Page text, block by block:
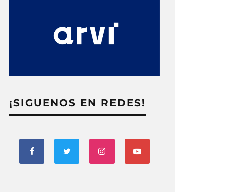
¡SIGUENOS EN REDES!